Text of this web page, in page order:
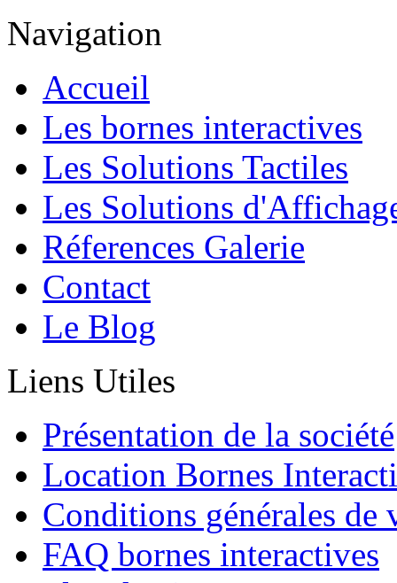
Navigation
Accueil
Les bornes interactives
Les Solutions Tactiles
Les Solutions
Réferences Galerie
Contact
Le Blog
Liens Utiles
Présentation de la société
Location Bornes
Conditions générales de
FAQ bornes interactives